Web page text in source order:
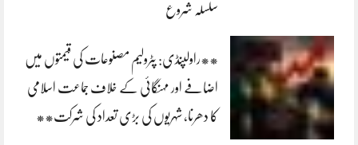
سلسلہ شروع
**راولپنڈی: پٹرولیم مصنوعات کی قیمتوں میں
اضافے اور مہنگائی کے خلاف جماعت اسلامی
کا دھرنا، شہریوں کی بڑی تعداد کی شرکت**